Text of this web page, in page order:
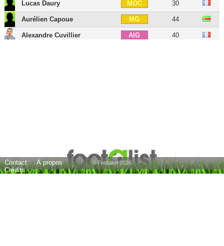
Lucas Daury MOC 30
Aurélien Capoue MG 44
Alexandre Cuvillier AIG 40
Contact
À propos
Crédits
© Footalist 2026